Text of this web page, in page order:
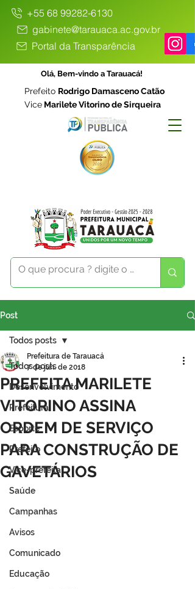
+55 68 99282-6130
gabinete@tarauaca.ac.gov.br
Portal da Transparência
Olá, Bem-vindo a Tarauacá!
Prefeito Rodrigo Damasceno Catão
Vice Marilete Vitorino de Sirqueira
Post
Todos posts
Desenvolvimento
Prefeitura
Esporte
Prefeito
Vice-prefeita
Saúde
Campanhas
Avisos
Comunicado
Educação
Todos posts
PREFEITA MARILETE
VITORINO ASSINA
ORDEM DE SERVIÇO
PARA CONSTRUÇÃO DE
GAVETÁRIOS
Prefeitura de Tarauacá
7 de jun. de 2018